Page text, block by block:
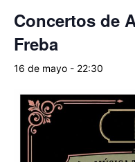
Concertos de
Freba
16 de mayo - 22:30